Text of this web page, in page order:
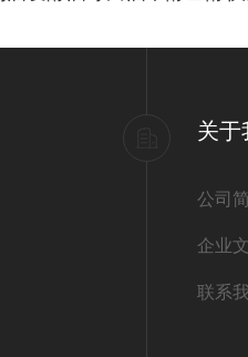
关于
公司
企业
联系